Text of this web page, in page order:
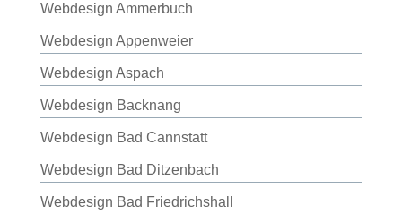
Webdesign Ammerbuch
Webdesign Appenweier
Webdesign Aspach
Webdesign Backnang
Webdesign Bad Cannstatt
Webdesign Bad Ditzenbach
Webdesign Bad Friedrichshall